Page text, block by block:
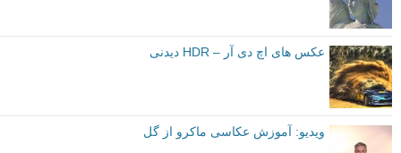
عکس های اچ دی آر – HDR دیدنی
ویدیو: آموزش عکاسی ماکرو از گل